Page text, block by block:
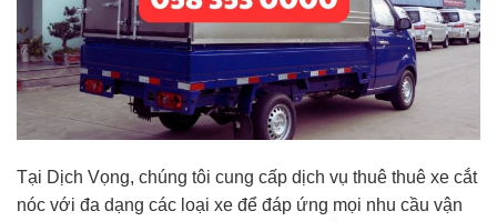
Tại Dịch Vọng, chúng tôi cung cấp dịch vụ thuê thuê xe cắt
nóc với đa dạng các loại xe để đáp ứng mọi nhu cầu vận